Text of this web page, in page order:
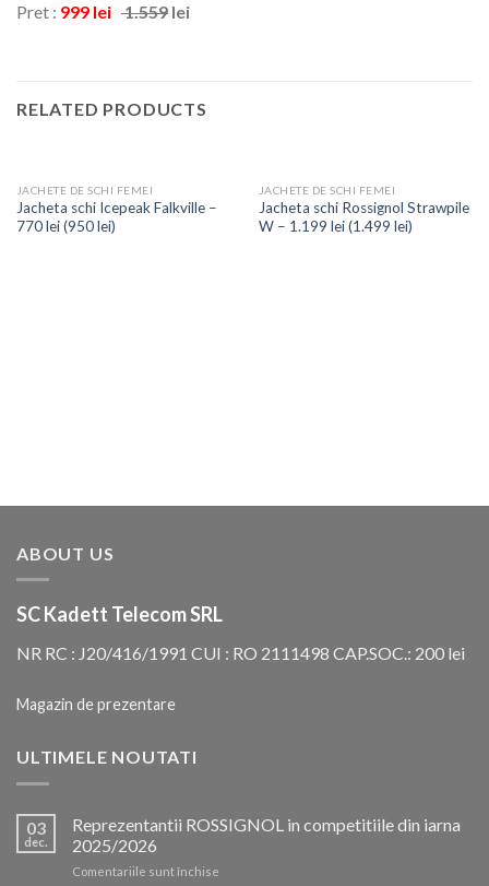
Pret : 999 lei 1.559 lei
RELATED PRODUCTS
JACHETE DE SCHI FEMEI
Jacheta schi Icepeak Falkville –
770 lei (950 lei)
JACHETE DE SCHI FEMEI
Jacheta schi Rossignol Strawpile
W – 1.199 lei (1.499 lei)
ABOUT US
SC Kadett Telecom SRL
NR RC : J20/416/1991 CUI : RO 2111498 CAP.SOC.: 200 lei
Magazin de prezentare
ULTIMELE NOUTATI
03
dec.
Reprezentantii ROSSIGNOL in competitiile din iarna
2025/2026
Comentariile sunt închise